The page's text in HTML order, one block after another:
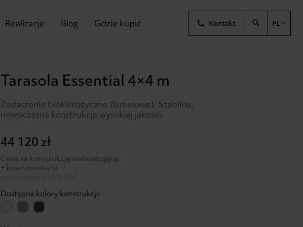
Realizacje Blog Gdzie kupić Kontakt PL
Tarasola Essential 4×4 m
Zadaszenie bioklimatyczne (lamelowe). Stabilna,
nowoczesna konstrukcja wysokiej jakości.
44 120 zł
Cena za konstrukcję wolnostojącą.
+ koszt montażu
Dostępne kolory konstrukcji: